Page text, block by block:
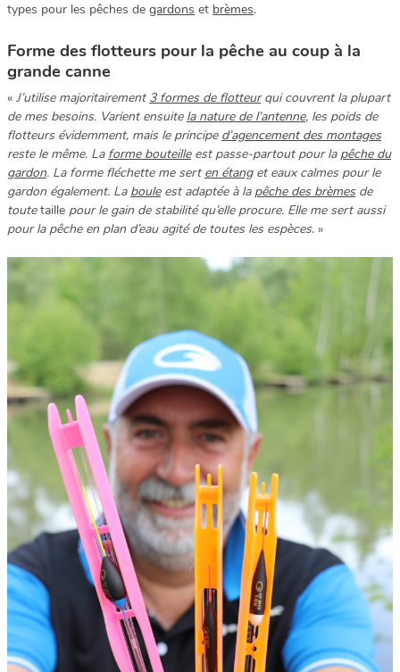
types pour les pêches de gardons et brèmes.
Forme des flotteurs pour la pêche au coup à la
grande canne
« J’utilise majoritairement 3 formes de flotteurqui couvrent la plupart
de mes besoins. Varient ensuite la nature de l’antenne, les poids de
flotteurs évidemment, mais le principe d’agencement des montages
reste le même. La forme bouteilleest passe-partout pour la pêche du
gardon. La forme fléchette me sert en étanget eaux calmes pour le
gardon également. La bouleest adaptée à la pêche des brèmesde
toutetaille pour le gain de stabilité qu’elle procure. Elle me sert aussi
pour la pêche en plan d’eau agité de toutes les espèces. »